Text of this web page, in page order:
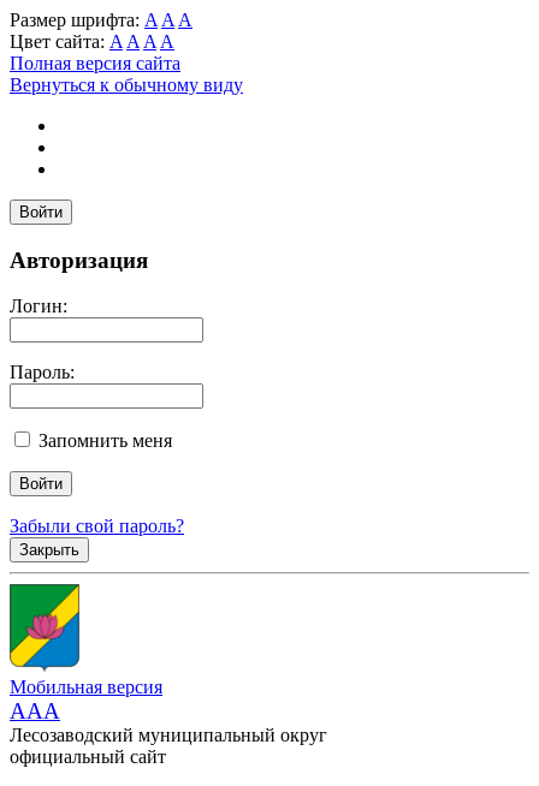
Размер шрифта: A A A
Цвет сайта: A A A A
Полная версия сайта
Вернуться к обычному виду
Войти
Авторизация
Логин:
Пароль:
Запомнить меня
Забыли свой пароль?
Закрыть
Мобильная версия
AAA
Лесозаводский муниципальный округ
официальный сайт